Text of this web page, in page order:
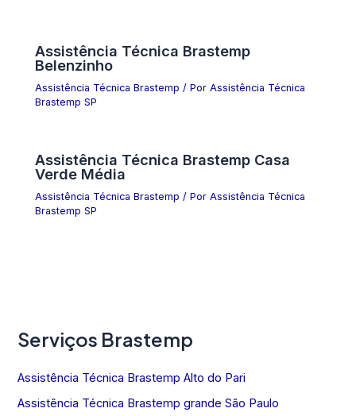
Assistência Técnica Brastemp
Belenzinho
Assistência Técnica Brastemp / PorAssistência Técnica
Brastemp SP
Assistência Técnica Brastemp Casa
Verde Média
Assistência Técnica Brastemp / PorAssistência Técnica
Brastemp SP
Serviços Brastemp
Assistência Técnica Brastemp Alto do Pari
Assistência Técnica Brastemp grande São Paulo